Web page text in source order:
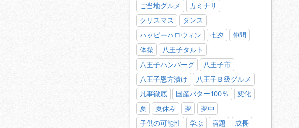
ご当地グルメ
カミナリ
クリスマス
ダンス
ハッピーハロウィン
七夕
仲間
体操
八王子タルト
八王子ハンバーグ
八王子市
八王子恩方漬け
八王子Ｂ級グルメ
凡事徹底
国産バター100％
変化
夏
夏休み 夢
夢中
子供の可能性
学ぶ 宿題 成長